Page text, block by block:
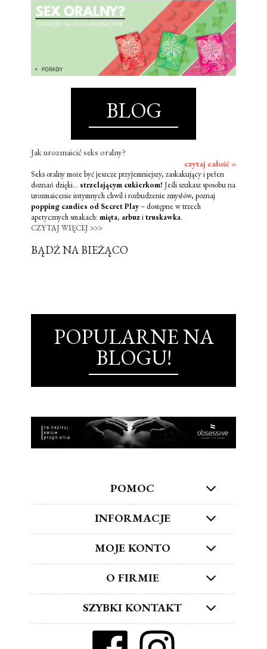
BLOG
Jak urozmaicić seks oralny?
czytaj całość »
Seks oralny może być jeszcze przyjemniejszy, zaskakujący i pełen
doznań dzięki... strzelającym cukierkom! Jeśli szukasz sposobu na
urozmaicenie intymnych chwil i rozbudzenie zmysłów, poznaj
popping candies od Secret Play– dostępne w trzech
apetycznych smakach: mięta, arbuzitruskawka.
CZYTAJ WIĘCEJ >>>
BĄDŹ NA BIEŻĄCO
POPULARNE NA
BLOGU!
POMOC
INFORMACJE
MOJE KONTO
O FIRMIE
SZYBKI KONTAKT